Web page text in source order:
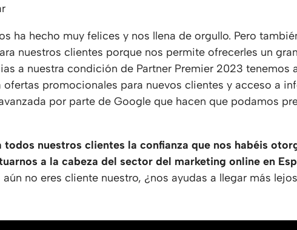
ha hecho muy felices y nos llena de orgullo. Pero
nuestros clientes porque nos permite ofrecerles un
a nuestra condición de Partner Premier 2023 tenemos
promocionales para nuevos clientes y acceso a
por parte de Google que hacen que podamos
todos nuestros clientes la confianza que nos habéis
a la cabeza del sector del marketing online en
aún no eres cliente nuestro, ¿nos ayudas a llegar más